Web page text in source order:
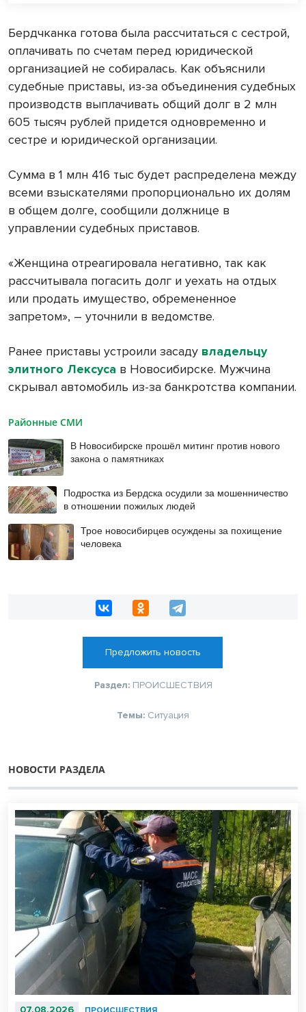
Бердчканка готова была рассчитаться с сестрой,
оплачивать по счетам перед юридической
организацией не собиралась. Как объяснили
судебные приставы, из-за объединения судебных
производств выплачивать общий долг в 2 млн
605 тысяч рублей придется одновременно и
сестре и юридической организации.
Сумма в 1 млн 416 тыс будет распределена между
всеми взыскателями пропорционально их долям
в общем долге, сообщили должнице в
управлении судебных приставов.
«Женщина отреагировала негативно, так как
рассчитывала погасить долг и уехать на отдых
или продать имущество, обремененное
запретом», – уточнили в ведомстве.
Ранее приставы устроили засаду владельцу
элитного Лексуса в Новосибирске. Мужчина
скрывал автомобиль из-за банкротства компании.
Районные СМИ
В Новосибирске прошёл митинг против нового
закона о памятниках
Подростка из Бердска осудили за мошенничество
в отношении пожилых людей
Трое новосибирцев осуждены за похищение
человека
Предложить новость
Раздел: ПРОИСШЕСТВИЯ
Темы: Ситуация
НОВОСТИ РАЗДЕЛА
07.08.2026